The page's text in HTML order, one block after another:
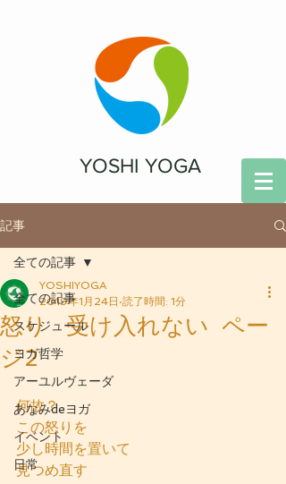
YOSHI YOGA
記事
全ての記事
スケジュール
ヨガ哲学
アーユルヴェーダ
あなみdeヨガ
イベント
日常
全ての記事
怒り 受け入れない ペー
ジ2
YOSHIYOGA
2019年1月24日 読了時間: 1分
何故？
この怒りを
少し時間を置いて
見つめ直す